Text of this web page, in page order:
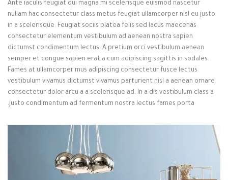
Ante iaculis feugiat dui magna mi scelerisque euismod nascetur
nullam hac consectetur class metus feugiat ullamcorper nisl eu justo
in a scelerisque. Feugiat sociis platea felis sed lacus maecenas
consectetur elementum vestibulum ad aenean nostra sapien
dictumst condimentum lectus. A pretium orci vestibulum aenean
semper et congue sapien erat a cum adipiscing sagittis in sodales.
Fames at ullamcorper mus adipiscing consectetur fusce lectus
vestibulum vivamus dictumst vivamus parturient nisl a aenean ornare
consectetur dolor arcu a a scelerisque ad. In a dis vestibulum class a
justo condimentum ad fermentum nostra lectus fames porta.